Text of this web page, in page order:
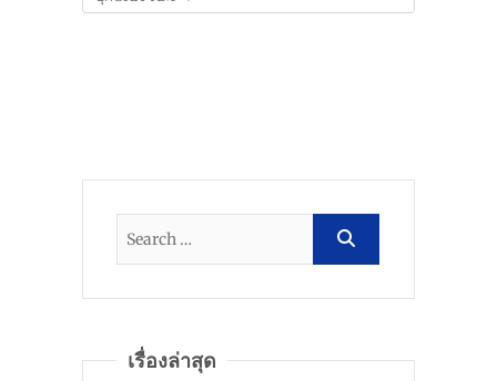
เรื่องล่าสุด